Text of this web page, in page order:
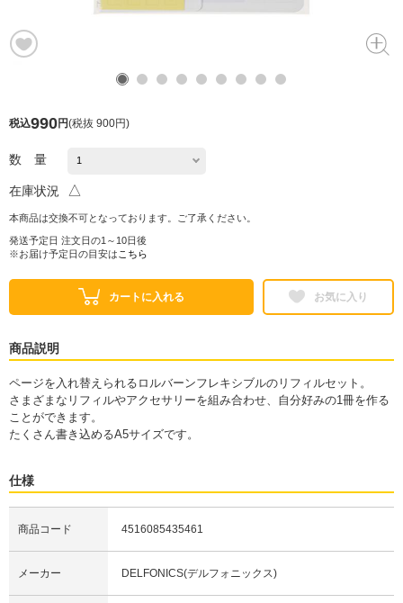
税込990円(税抜 900円)
数 量
在庫状況 △
本商品は交換不可となっております。ご了承ください。
発送予定日 注文日の1～10日後
※お届け予定日の目安は こちら
カートに入れる お気に入り
商品説明
ページを入れ替えられるロルバーンフレキシブルのリフィルセット。
さまざまなリフィルやアクセサリーを組み合わせ、自分好みの1冊を作る
ことができます。
たくさん書き込めるA5サイズです。
仕様
商品コード 4516085435461
メーカー DELFONICS(デルフォニックス)